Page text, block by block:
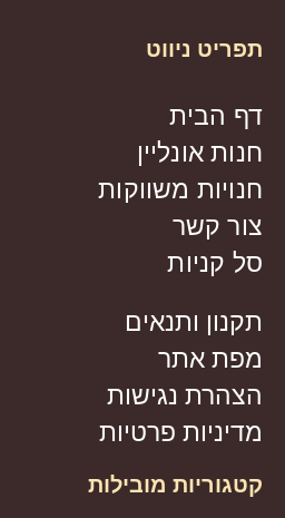
תפריט ניווט
דף הבית
חנות אונליין
חנויות משווקות
צור קשר
סל קניות
תקנון ותנאים
מפת אתר
הצהרת נגישות
מדיניות פרטיות
קטגוריות מובילות